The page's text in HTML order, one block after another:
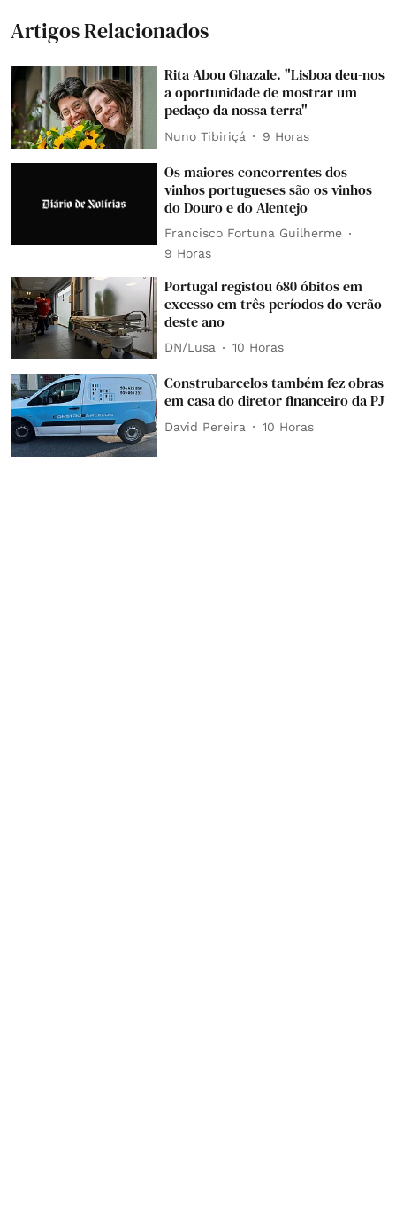
Artigos Relacionados
Rita Abou Ghazale. "Lisboa deu-nos
a oportunidade de mostrar um
pedaço da nossa terra"
Nuno Tibiriçá 9 Horas
Os maiores concorrentes dos
vinhos portugueses são os vinhos
do Douro e do Alentejo
Francisco Fortuna Guilherme
9 Horas
Portugal registou 680 óbitos em
excesso em três períodos do verão
deste ano
DN/Lusa 10 Horas
Construbarcelos também fez obras
em casa do diretor financeiro da PJ
David Pereira 10 Horas